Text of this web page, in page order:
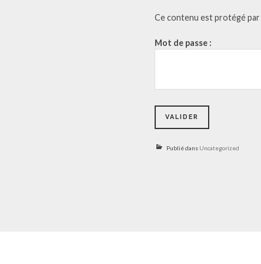
Ce contenu est protégé par
Mot de passe :
Publié dans Uncategorized